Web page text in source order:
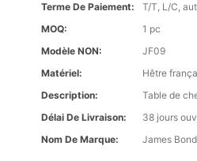
Terme De Paiement:
T/T, L/C,
MOQ:
1 pc
Modèle NON:
JF09
Matériel:
Hêtre
Description:
Table de
Délai De Livraison:
38 jours
Nom De Marque:
James Bond